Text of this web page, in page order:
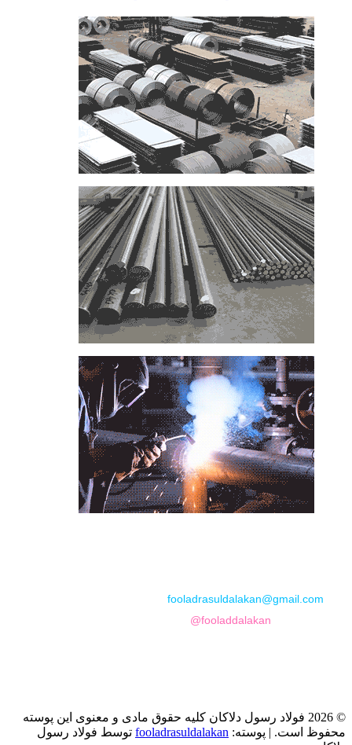
fooladrasuldalakan@gmail.com
@fooladdalakan
© 2026 فولاد رسول دلاکان کلیه حقوق مادی و معنوی این پوسته
محفوظ است. | پوسته: fooladrasuldalakan توسط فولاد رسول